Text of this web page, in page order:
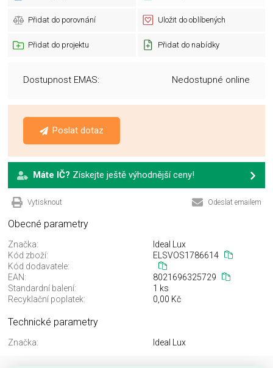
Přidat do porovnání Uložit do oblíbených
Přidat do projektu Přidat do nabídky
Dostupnost EMAS: Nedostupné online
Poslat dotaz
Máte IČ? Získejte ještě výhodnější ceny!
Vytisknout Odeslat emailem
Obecné parametry
Značka:
Ideal Lux
Kód zboží:
ELSVOS1786614
Kód dodavatele:
EAN:
8021696325729
Standardní balení:
1 ks
Recyklační poplatek:
0,00 Kč
Technické parametry
Značka: Ideal Lux